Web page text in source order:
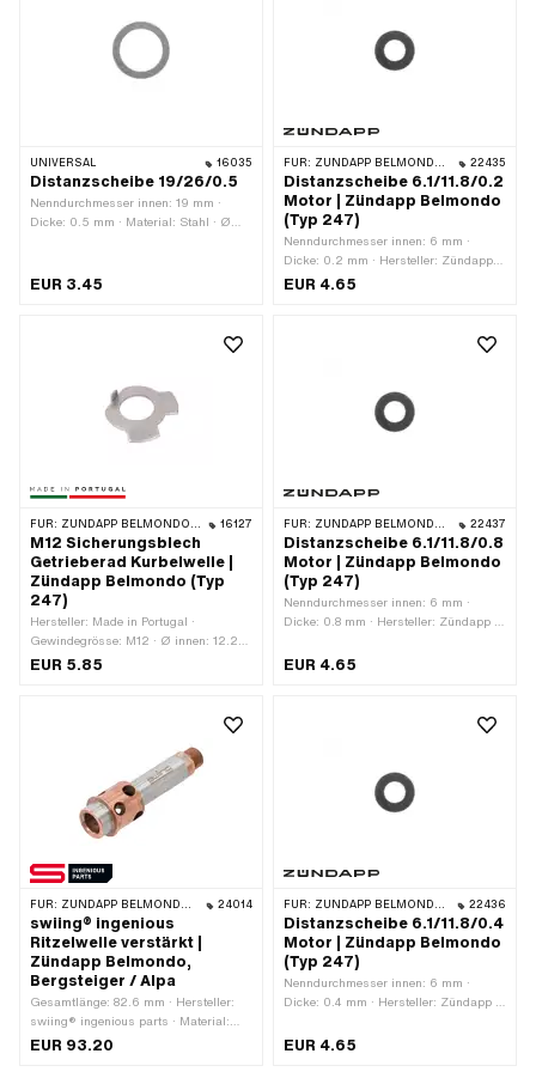
UNIVERSAL 16035
Distanzscheibe 19/26/0.5
Nenndurchmesser innen: 19 mm ·
Dicke: 0.5 mm · Material: Stahl · Ø
EUR 3.45
FÜR: ZÜNDAPP BELMONDO · ZÜNDAPP 22435
Distanzscheibe 6.1/11.8/0.2
Motor | Zündapp Belmondo
(Typ 247)
Nenndurchmesser innen: 6 mm ·
Dicke: 0.2 mm · Hersteller: Zündapp ·
Material: Stahl · Ø aussen: 11.8 mm ·
EUR 4.65
FÜR: ZÜNDAPP BELMONDO · ZÜNDAPP 16127
M12 Sicherungsblech
Getrieberad Kurbelwelle |
Zündapp Belmondo (Typ
247)
Hersteller: Made in Portugal ·
Gewindegrösse: M12 · Ø innen: 12.25
mm · Anzahl Lappen: 3 Stk. ·
EUR 5.85
FÜR: ZÜNDAPP BELMONDO · ZÜNDAPP 22437
Distanzscheibe 6.1/11.8/0.8
Motor | Zündapp Belmondo
(Typ 247)
Nenndurchmesser innen: 6 mm ·
Dicke: 0.8 mm · Hersteller: Zündapp ·
Ø innen: 6.1 mm · Oberfläche: blank /
EUR 4.65
FÜR: ZÜNDAPP BELMONDO · ALPA CHOPPER / TURBO · ZÜNDAPP 24014
swiing® ingenious
Ritzelwelle verstärkt |
Zündapp Belmondo,
Bergsteiger / Alpa
Gesamtlänge: 82.6 mm · Hersteller:
swiing® ingenious parts · Material:
Kupfer · Material: Stahl · Oberfläche:
EUR 93.20
FÜR: ZÜNDAPP BELMONDO · ZÜNDAPP 22436
Distanzscheibe 6.1/11.8/0.4
Motor | Zündapp Belmondo
(Typ 247)
Nenndurchmesser innen: 6 mm ·
Dicke: 0.4 mm · Hersteller: Zündapp ·
Ø innen: 6.1 mm · Oberfläche: blank /
EUR 4.65